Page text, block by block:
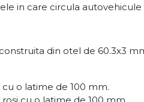
in care circula
din otel de 60.3x3
o latime de 100 mm.